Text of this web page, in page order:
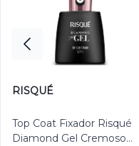
RISQUÉ
Top Coat Fixador Risqué
Diamond Gel Cremoso